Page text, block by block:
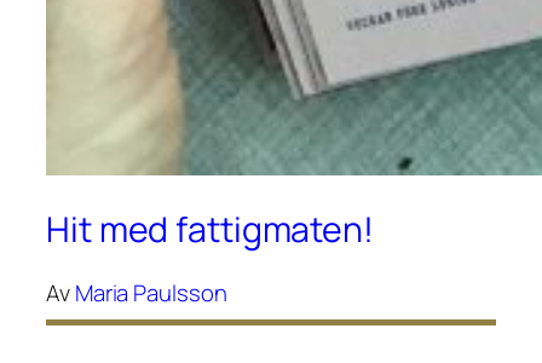
Hit med fattigmaten!
AvMaria Paulsson